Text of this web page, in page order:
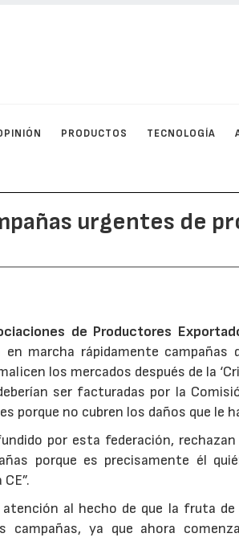
PRODUCTOS TECNOLOGÍA
urgentes de
de Productores
en marcha rápidamente
los mercados después de la
ser facturadas por la
porque no cubren los daños que le
por esta federación,
porque es precisamente él
al hecho de que la fruta
campañas, ya que ahora